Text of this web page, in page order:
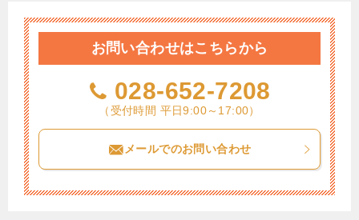
お問い合わせはこちらから
028-652-7208
（受付時間 平日9:00～17:00）
メールでのお問い合わせ